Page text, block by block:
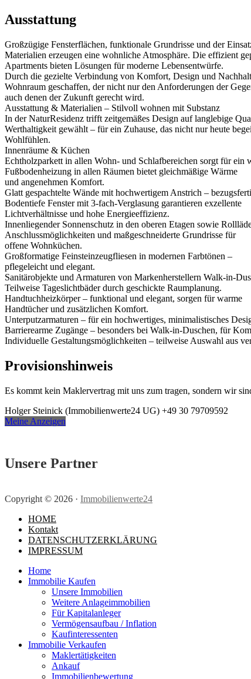
Ausstattung
Großzügige Fensterflächen, funktionale Grundrisse und der
Materialien erzeugen eine wohnliche Atmosphäre. Die effizient
Apartments bieten Lösungen für moderne Lebensentwürfe.
Durch die gezielte Verbindung von Komfort, Design und
Wohnraum geschaffen, der nicht nur den Anforderungen der
auch denen der Zukunft gerecht wird.
Ausstattung & Materialien – Stilvoll wohnen mit Substanz
In der NaturResidenz trifft zeitgemäßes Design auf langlebige
Werthaltigkeit gewählt – für ein Zuhause, das nicht nur heute
Wohlfühlen.
Innenräume & Küchen
Echtholzparkett in allen Wohn- und Schlafbereichen sorgt für ein
Fußbodenheizung in allen Räumen bietet gleichmäßige Wärme
und angenehmen Komfort.
Glatt gespachtelte Wände mit hochwertigem Anstrich –
Bodentiefe Fenster mit 3-fach-Verglasung garantieren exzellente
Lichtverhältnisse und hohe Energieeffizienz.
Innenliegender Sonnenschutz in den oberen Etagen sowie
Anschlussmöglichkeiten und maßgeschneiderte Grundrisse für
offene Wohnküchen.
Großformatige Feinsteinzeugfliesen in modernen Farbtönen –
pflegeleicht und elegant.
Sanitärobjekte und Armaturen von Markenherstellern Walk-in-
Teilweise Tageslichtbäder durch geschickte Raumplanung.
Handtuchheizkörper – funktional und elegant, sorgen für warme
Handtücher und zusätzlichen Komfort.
Unterputzarmaturen – für ein hochwertiges, minimalistisches
Barrierearme Zugänge – besonders bei Walk-in-Duschen, für
Individuelle Gestaltungsmöglichkeiten – teilweise Auswahl aus
Provisionshinweis
Es kommt kein Maklervertrag mit uns zum tragen, sondern wir
Holger Steinick (Immobilienwerte24 UG) +49 30 79709592
Meine Anzeigen
Unsere Partner
Copyright © 2026 · Immobilienwerte24
HOME
Kontakt
DATENSCHUTZERKLÄRUNG
IMPRESSUM
Home
Immobilie Kaufen
Unsere Immobilien
Weitere Anlageimmobilien
Für Kapitalanleger
Vermögensaufbau / Inflation
Kaufinteressenten
Immobilie Verkaufen
Maklertätigkeiten
Ankauf
Immobilienbewertung